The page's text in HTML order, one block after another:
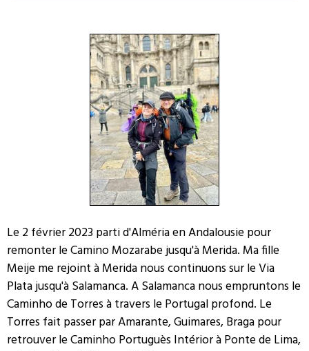
Le 2 février 2023 parti d'Alméria en Andalousie pour
remonter le Camino Mozarabe jusqu'à Merida. Ma fille
Meije me rejoint à Merida nous continuons sur le Via
Plata jusqu'à Salamanca. A Salamanca nous empruntons le
Caminho de Torres à travers le Portugal profond. Le
Torres fait passer par Amarante, Guimares, Braga pour
retrouver le Caminho Portuguès Intérior à Ponte de Lima,